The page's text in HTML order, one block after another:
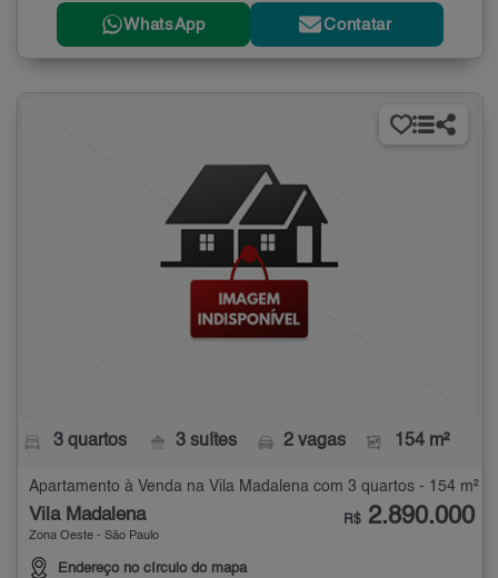
WhatsApp Contatar
3 quartos 3 suítes 2 vagas 154 m²
Apartamento à Venda na Vila Madalena com 3 quartos - 154 m²
Vila Madalena
Zona Oeste - São Paulo
Endereço no círculo do mapa
R$ 2.890.000